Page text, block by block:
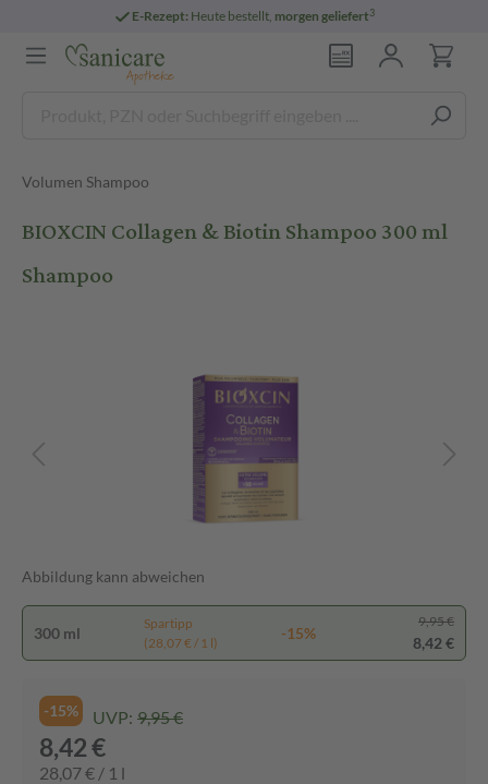
E-Rezept: Heute bestellt, morgen geliefert3
Volumen Shampoo
BIOXCIN Collagen & Biotin Shampoo 300 ml
Shampoo
Abbildung kann abweichen
300 ml
Spartipp
(28,07 € / 1 l)
-15%
9,95 €
8,42 €
-15% UVP: 9,95 €
8,42 €
28,07 € / 1 l